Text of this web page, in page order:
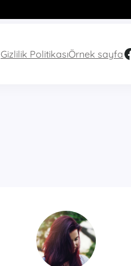
Gizlilik PolitikasıÖrnek sayfaFacebook